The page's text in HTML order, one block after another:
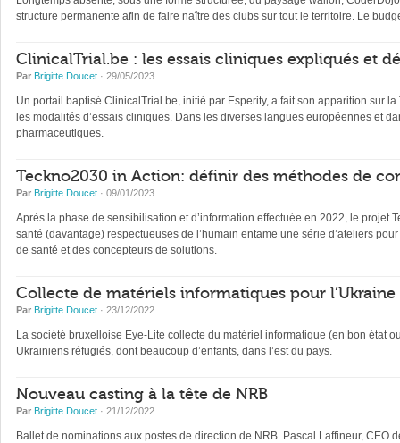
structure permanente afin de faire naître des clubs sur tout le territoire. Le
ClinicalTrial.be : les essais cliniques expliqués et
Par Brigitte Doucet · 29/05/2023
Un portail baptisé ClinicalTrial.be, initié par Esperity, a fait son apparition sur
les modalités d’essais cliniques. Dans les diverses langues européennes et
pharmaceutiques.
Teckno2030 in Action: définir des méthodes de
Par Brigitte Doucet · 09/01/2023
Après la phase de sensibilisation et d’information effectuée en 2022, le projet
santé (davantage) respectueuses de l’humain entame une série d’ateliers
de santé et des concepteurs de solutions.
Collecte de matériels informatiques pour l’Ukraine
Par Brigitte Doucet · 23/12/2022
La société bruxelloise Eye-Lite collecte du matériel informatique (en bon état
Ukrainiens réfugiés, dont beaucoup d’enfants, dans l’est du pays.
Nouveau casting à la tête de NRB
Par Brigitte Doucet · 21/12/2022
Ballet de nominations aux postes de direction de NRB. Pascal Laffineur,